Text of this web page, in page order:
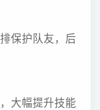
保护队友，后
大幅提升技能